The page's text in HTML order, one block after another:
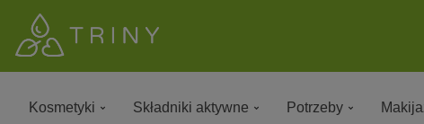
Kosmetyki Składniki aktywne Potrzeby